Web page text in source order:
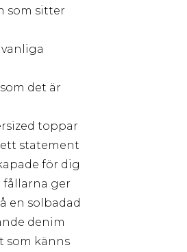
som sitter
det är
toppar
statement
för dig
fållarna ger
en solbadad
denim
som känns